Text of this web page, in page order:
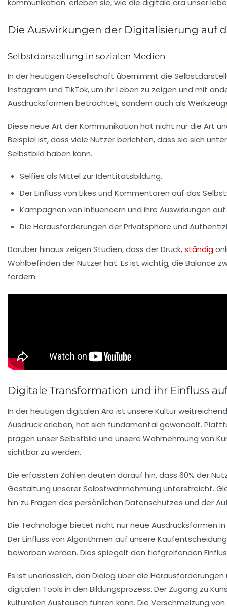
Die Auswirkungen der Digitalisierung auf
Selbstdarstellung in sozialen Medien
In der heutigen Gesellschaft übernimmt die
Instagram und TikTok, um ihr Leben zu zeigen und mit
Ausdrucksformen betrachtet, sondern auch als
Diese neue Art der Kommunikation hat nicht nur die Art
Beispiel ist, dass viele Nutzer berichten, dass sie sich
Selbstbild haben kann.
Selfies als Mittel zurIdentitätsbildung.
Der Einfluss von Likes und Kommentaren auf das
Kampagnen von Influencern und ihre Auswirkungen auf
Die Herausforderungen derPrivatsphäre und
Darüber hinaus zeigen Studien, dass der Druck,ständig
Wohlbefinden der Nutzer hat. Es ist wichtig, die Balance
fördern.
Digitale Transformation und ihr Einfluss
In der heutigen digitalen Ära ist unsere Kultur
Ausdruck erleben, hat sich fundamental gewandelt.
prägen unser Selbstbild und unsere Wahrnehmung von
sichtbar zu werden.
Die erfassten Zahlen deuten darauf hin, dass 60% der
Gestaltung unsererSelbstwahrnehmung unterstreicht.
hin zu Fragen des persönlichen Datenschutzes und der
Die Technologie bietet nicht nur neue Ausdrucksformen
Der Einfluss von Algorithmen auf unsere
beworben werden. Dies spiegelt den tiefgreifenden
Es ist unerlässlich, den Dialog über die
digitalen Tools in den Bildungsprozess. Der Zugang zu
kulturellen Austausch führen kann. Die Verschmelzung von